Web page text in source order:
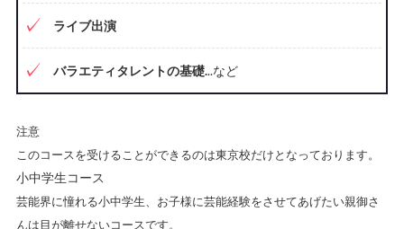
ライブ出演
バラエティタレントの基礎...など
注意
このコースを受けることができるのは東京校だけとなっております。
小中学生コース
芸能界に憧れる小中学生、お子様に芸能経験をさせてあげたい親御さ
んは目が離せないコースです。